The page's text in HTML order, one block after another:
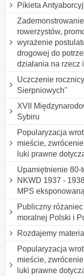
Pikieta
rowerzystów,
wyrażenie
drogowej do
działania na
Uczczenie
Sierpniowych"
XVII
Sybiru
Popularyzacja
mieście,
luki prawne
Upamiętnienie
NKWD 1937 -
MPS
Publiczny
moralnej Polski i
Rozdajemy
Popularyzacja
mieście,
luki prawne